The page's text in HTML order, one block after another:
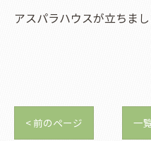
アスパラハウスが立ちまし
< 前のページ 一